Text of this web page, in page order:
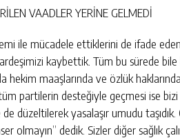
VAADLER YERİNE GELMEDİ
ile mücadele ettiklerini de ifade
kaybettik. Tüm bu sürede
hekim maaşlarında ve özlük
partilerin desteğiyle geçmesi ise bizi
düzeltilerek yasalaşır umudu
olmayın” dedik. Sizler diğer sağlık